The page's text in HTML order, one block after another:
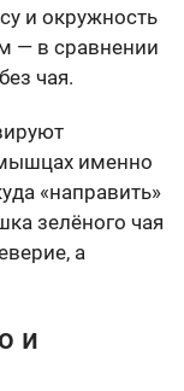
и окружность
— в сравнении
чая.
именно
«направить»
зелёного чая
а
и